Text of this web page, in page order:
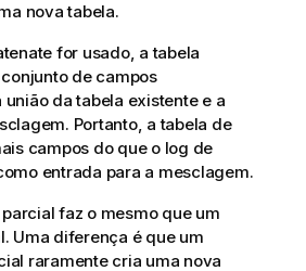
nova tabela.
for usado, a tabela
de campos
da tabela existente e a
Portanto, a tabela de
campos do que o log de
entrada para a mesclagem.
faz o mesmo que um
Uma diferença é que um
raramente cria uma nova